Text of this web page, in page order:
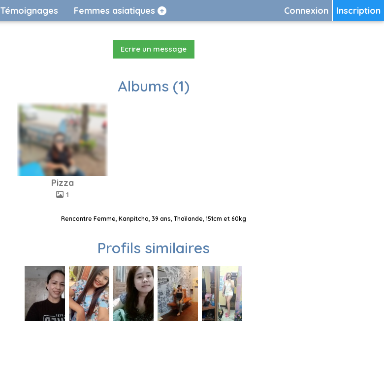
Inscription
Connexion
Témoignages Femmes asiatiques
Ecrire un message
Albums (1)
Pizza
1
Rencontre Femme, Kanpitcha, 39 ans, Thaïlande, 151cm et 60kg
Profils similaires